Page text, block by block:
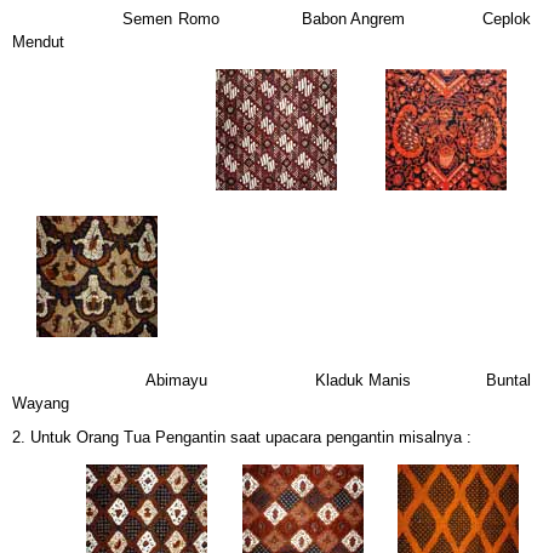
Semen Romo Babon Angrem
Ceplok
Mendut
Abimayu Kladuk Manis
Buntal
Wayang
2. Untuk Orang Tua Pengantin saat upacara pengantin misalnya :